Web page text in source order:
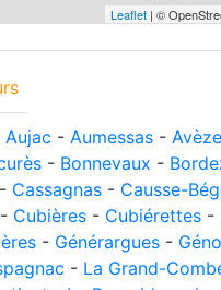
Leaflet| ©
Aujac - Aumessas - Avèze
- Bonnevaux -
Cassagnas - Causse-
Cubières - Cubiérettes -
- Générargues -
- La Grand-